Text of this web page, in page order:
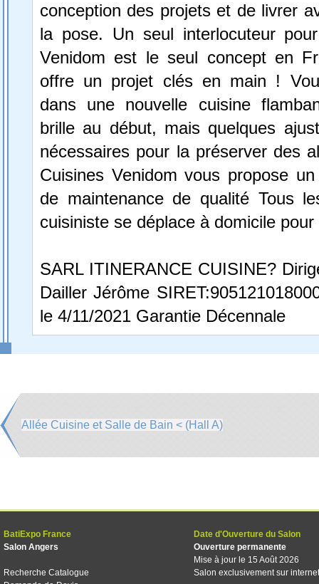
conception des projets et de livrer
la pose. Un seul interlocuteur
Venidom est le seul concept en
offre un projet clés en main !
dans une nouvelle cuisine
brille au début, mais quelques
nécessaires pour la préserver des
Cuisines Venidom vous propose
de maintenance de qualité Tous
cuisiniste se déplace à domicile pour
SARL ITINERANCE CUISINE?
Dailler Jérôme
le 4/11/2021 Garantie Décennale
Allée Cuisine et Salle de Bain < (Hall A)
BatiExpo France
Salon Angers
Recherche Catalogue
Date d'Ouverture du Salon
Ouverture permanente
Mise à jour le 15 Août 2026
Salon exclusivement sur internet